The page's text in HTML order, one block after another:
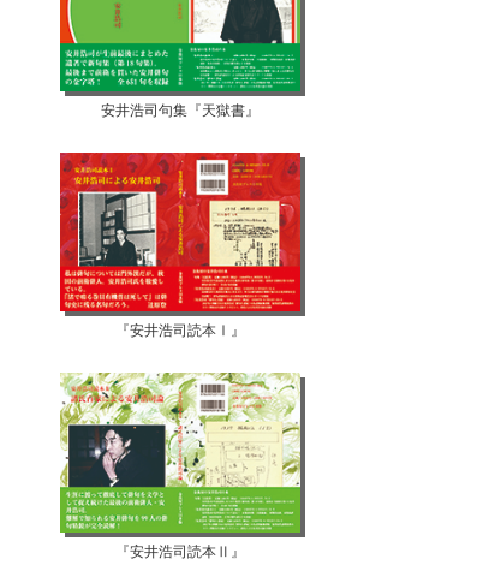
安井浩司句集『天獄書』
『安井浩司読本Ⅰ』
『安井浩司読本Ⅱ』